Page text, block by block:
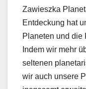
Zawieszka
Entdeckung hat
Planeten und die
Indem wir mehr
seltenen
wir auch unsere